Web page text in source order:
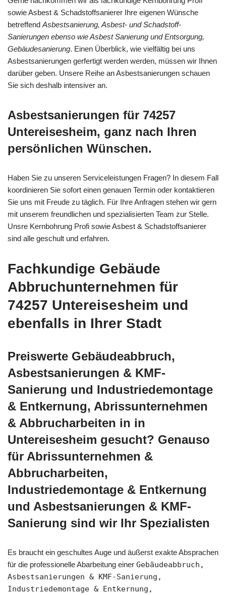
sowie Asbest & Schadstoffsanierer Ihre eigenen Wünsche
betreffend Asbestsanierung, Asbest- und Schadstoff-
Sanierungen ebenso wie Asbest Sanierung und Entsorgung,
Gebäudesanierung. Einen Überblick, wie vielfältig bei uns
Asbestsanierungen gerfertigt werden werden, müssen wir Ihnen
darüber geben. Unsere Reihe an Asbestsanierungen schauen
Sie sich deshalb intensiver an.
Asbestsanierungen für 74257
Untereisesheim, ganz nach Ihren
persönlichen Wünschen.
Haben Sie zu unseren Serviceleistungen Fragen? In diesem Fall
koordinieren Sie sofort einen genauen Termin oder kontaktieren
Sie uns mit Freude zu täglich. Für Ihre Anfragen stehen wir gern
mit unserem freundlichen und spezialisierten Team zur Stelle.
Unsre Kernbohrung Profi sowie Asbest & Schadstoffsanierer
sind alle geschult und erfahren.
Fachkundige Gebäude
Abbruchunternehmen für
74257 Untereisesheim und
ebenfalls in Ihrer Stadt
Preiswerte Gebäudeabbruch,
Asbestsanierungen & KMF-
Sanierung und Industriedemontage
& Entkernung, Abrissunternehmen
& Abbrucharbeiten in in
Untereisesheim gesucht? Genauso
für Abrissunternehmen &
Abbrucharbeiten,
Industriedemontage & Entkernung
und Asbestsanierungen & KMF-
Sanierung sind wir Ihr Spezialisten
Es braucht ein geschultes Auge und äußerst exakte Absprachen
für die professionelle Abarbeitung einer Gebäudeabbruch,
Asbestsanierungen & KMF-Sanierung,
Industriedemontage & Entkernung,